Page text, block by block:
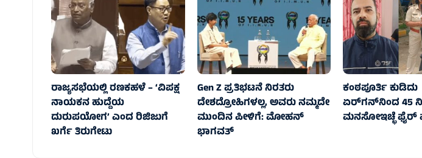
ರಾಜ್ಯಸಭೆಯಲ್ಲಿ ರಣಕಹಳೆ – ‘ವಿಪಕ್ಷ
ನಾಯಕನ ಹುದ್ದೆಯ
ದುರುಪಯೋಗ’ ಎಂದ ರಿಜಿಜುಗೆ
ಖರ್ಗೆ ತಿರುಗೇಟು
Gen Z ಪ್ರತಿಭಟನೆ ನಿರತರು
ದೇಶದ್ರೋಹಿಗಳಲ್ಲ, ಅವರು ನಮ್ಮದೇ
ಮುಂದಿನ ಪೀಳಿಗೆ: ಮೋಹನ್
ಭಾಗವತ್‌
ಕಂಠಪೂರ್ತಿ ಕುಡಿದು
ಏರ್‌ಗನ್‌ನಿಂದ 45
ಮನಸೋಇಚ್ಛೆ ಫೈರ್‌